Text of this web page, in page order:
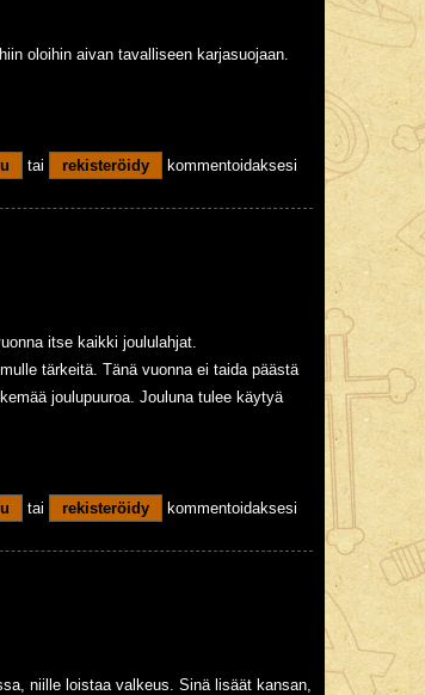
oloihin aivan tavalliseen karjasuojaan.
tai rekisteröidy kommentoidaksesi
itse kaikki joululahjat.
tärkeitä. Tänä vuonna ei taida päästä
joulupuuroa. Jouluna tulee käytyä
tai rekisteröidy kommentoidaksesi
niille loistaa valkeus. Sinä lisäät kansan,